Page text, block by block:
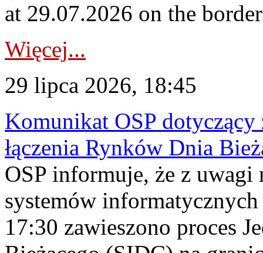
at 29.07.2026 on the
Więcej...
29 lipca 2026, 18:45
Komunikat OSP dotyczący
łączenia Rynków Dnia
OSP informuje, że z uwagi
systemów
17:30 zawieszono proces